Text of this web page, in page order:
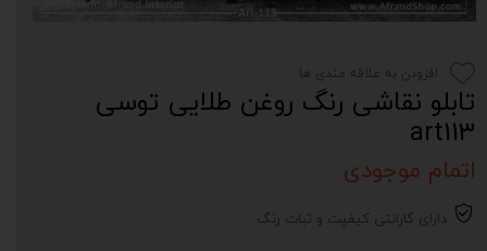
تابلو نقاشی رنگ روغن طلایی توسی
art113
اتمام موجودی
دارای گارانتی کیفیت و ثبات رنگ
افزودن به علاقه مندی ها